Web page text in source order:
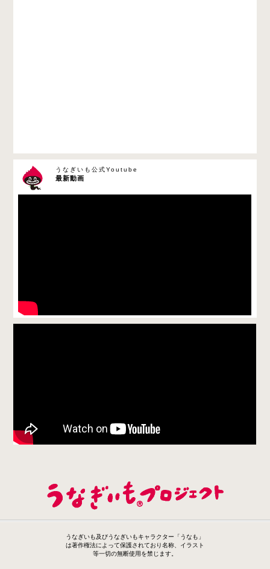
最新動画
うなぎいも公式Youtube
うなぎいも及びうなぎいもキャラクター「うなも」
は著作権法によって保護されており名称、イラスト
等一切の無断使用を禁じます。